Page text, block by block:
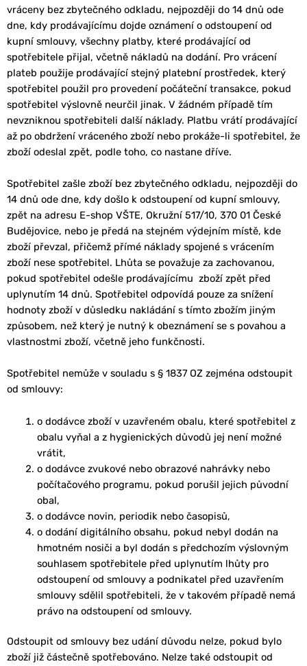
vráceny bez zbytečného odkladu, nejpozději do 14 dnů ode
dne, kdy prodávajícímu dojde oznámení o odstoupení od
kupní smlouvy, všechny platby, které prodávající od
spotřebitele přijal, včetně nákladů na dodání. Pro vrácení
plateb použije prodávající stejný platební prostředek, který
spotřebitel použil pro provedení počáteční transakce, pokud
spotřebitel výslovně neurčil jinak. V žádném případě tím
nevzniknou spotřebiteli další náklady. Platbu vrátí prodávající
až po obdržení vráceného zboží nebo prokáže-li spotřebitel, že
zboží odeslal zpět, podle toho, co nastane dříve.
Spotřebitel zašle zboží bez zbytečného odkladu, nejpozději do
14 dnů ode dne, kdy došlo k odstoupení od kupní smlouvy,
zpět na adresu E-shop VŠTE, Okružní 517/10, 370 01 České
Budějovice, nebo je předá na stejném výdejním místě, kde
zboží převzal, přičemž přímé náklady spojené s vrácením
zboží nese spotřebitel. Lhůta se považuje za zachovanou,
pokud spotřebitel odešle prodávajícímu zboží zpět před
uplynutím 14 dnů. Spotřebitel odpovídá pouze za snížení
hodnoty zboží v důsledku nakládání s tímto zbožím jiným
způsobem, než který je nutný k obeznámení se s povahou a
vlastnostmi zboží, včetně jeho funkčnosti.
Spotřebitel nemůže v souladu s § 1837 OZ zejména odstoupit
od smlouvy:
o dodávce zboží v uzavřeném obalu, které spotřebitel z
obalu vyňal a z hygienických důvodů jej není možné
vrátit,
o dodávce zvukové nebo obrazové nahrávky nebo
počítačového programu, pokud porušil jejich původní
obal,
o dodávce novin, periodik nebo časopisů,
o dodání digitálního obsahu, pokud nebyl dodán na
hmotném nosiči a byl dodán s předchozím výslovným
souhlasem spotřebitele před uplynutím lhůty pro
odstoupení od smlouvy a podnikatel před uzavřením
smlouvy sdělil spotřebiteli, že v takovém případě nemá
právo na odstoupení od smlouvy.
Odstoupit od smlouvy bez udání důvodu nelze, pokud bylo
zboží již částečně spotřebováno. Nelze také odstoupit od